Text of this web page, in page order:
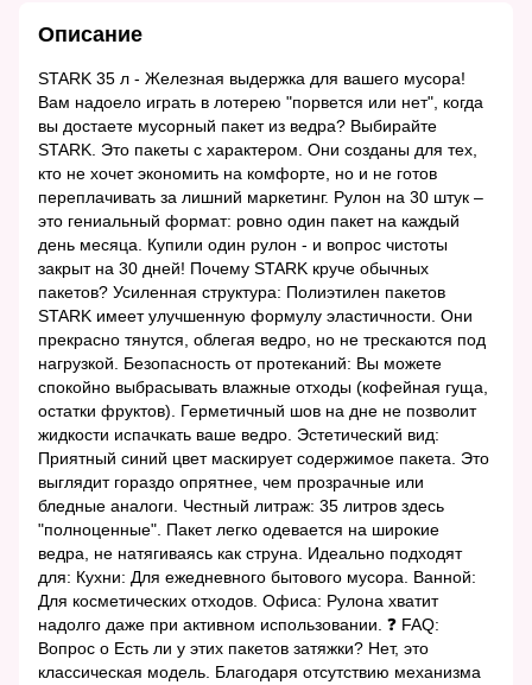
Описание
STARK 35 л - Железная выдержка для вашего мусора!
Вам надоело играть в лотерею "порвется или нет", когда
вы достаете мусорный пакет из ведра? Выбирайте
STARK. Это пакеты с характером. Они созданы для тех,
кто не хочет экономить на комфорте, но и не готов
переплачивать за лишний маркетинг. Рулон на 30 штук –
это гениальный формат: ровно один пакет на каждый
день месяца. Купили один рулон - и вопрос чистоты
закрыт на 30 дней! Почему STARK круче обычных
пакетов? Усиленная структура: Полиэтилен пакетов
STARK имеет улучшенную формулу эластичности. Они
прекрасно тянутся, облегая ведро, но не трескаются под
нагрузкой. Безопасность от протеканий: Вы можете
спокойно выбрасывать влажные отходы (кофейная гуща,
остатки фруктов). Герметичный шов на дне не позволит
жидкости испачкать ваше ведро. Эстетический вид:
Приятный синий цвет маскирует содержимое пакета. Это
выглядит гораздо опрятнее, чем прозрачные или
бледные аналоги. Честный литраж: 35 литров здесь
"полноценные". Пакет легко одевается на широкие
ведра, не натягиваясь как струна. Идеально подходят
для: Кухни: Для ежедневного бытового мусора. Ванной:
Для косметических отходов. Офиса: Рулона хватит
надолго даже при активном использовании. ❓ FAQ:
Вопрос о Есть ли у этих пакетов затяжки? Нет, это
классическая модель. Благодаря отсутствию механизма